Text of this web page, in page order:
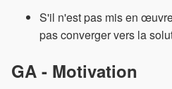
S'il n'est pas mis en
pas converger vers la
GA - Motivation